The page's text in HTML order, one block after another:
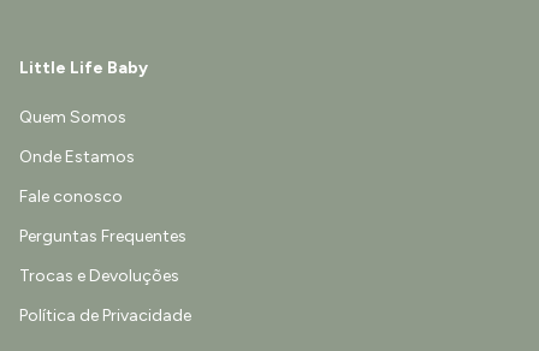
Little Life Baby
Quem Somos
Onde Estamos
Fale conosco
Perguntas Frequentes
Trocas e Devoluções
Política de Privacidade